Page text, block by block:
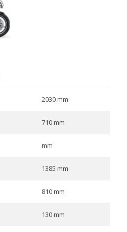
2030 mm
710 mm
mm
1385 mm
810 mm
130 mm